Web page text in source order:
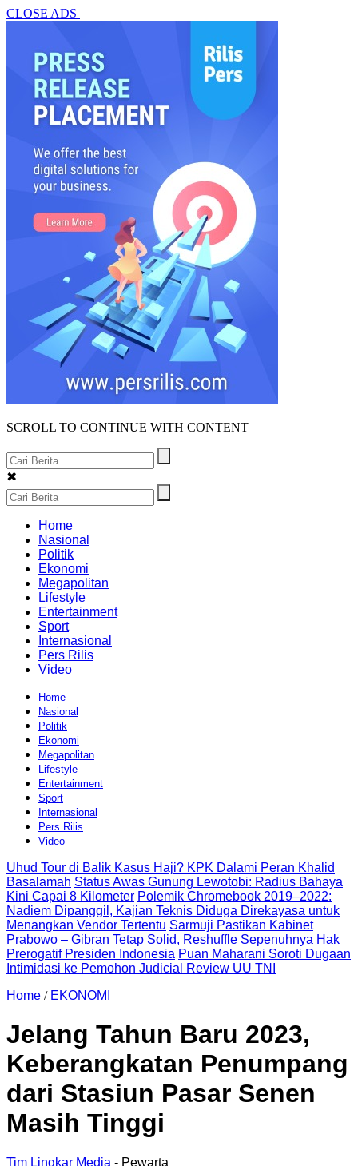
CLOSE ADS
SCROLL TO CONTINUE WITH CONTENT
✖
Home
Nasional
Politik
Ekonomi
Megapolitan
Lifestyle
Entertainment
Sport
Internasional
Pers Rilis
Video
Home
Nasional
Politik
Ekonomi
Megapolitan
Lifestyle
Entertainment
Sport
Internasional
Pers Rilis
Video
Uhud Tour di Balik Kasus Haji? KPK Dalami Peran Khalid
Basalamah Status Awas Gunung Lewotobi: Radius Bahaya
Kini Capai 8 Kilometer Polemik Chromebook 2019–2022:
Nadiem Dipanggil, Kajian Teknis Diduga Direkayasa untuk
Menangkan Vendor Tertentu Sarmuji Pastikan Kabinet
Prabowo – Gibran Tetap Solid, Reshuffle Sepenuhnya Hak
Prerogatif Presiden Indonesia Puan Maharani Soroti Dugaan
Intimidasi ke Pemohon Judicial Review UU TNI
Home / EKONOMI
Jelang Tahun Baru 2023,
Keberangkatan Penumpang
dari Stasiun Pasar Senen
Masih Tinggi
Tim Lingkar Media - Pewarta